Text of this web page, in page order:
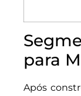
para
Após